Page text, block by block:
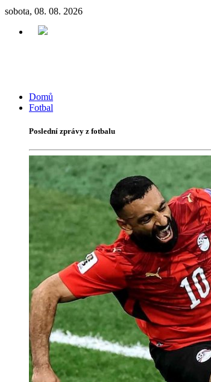
sobota, 08. 08. 2026
Domů
Fotbal
Poslední zprávy z fotbalu